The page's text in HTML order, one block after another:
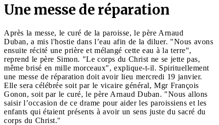
Une messe de réparation
Après la messe, le curé de la paroisse, le père Arnaud
Duban, a mis l'hostie dans l’eau afin de la diluer. "Nous avons
ensuite récité une prière et mélangé cette eau à la terre",
reprend le père Simon. "Le corps du Christ ne se jette pas,
même brisé en mille morceaux", explique-t-il. Spirituellement
une messe de réparation doit avoir lieu mercredi 19 janvier.
Elle sera célébrée soit par le vicaire général, Mgr François
Gonon, soit par le curé, le père Arnaud Duban. "Nous allons
saisir l’occasion de ce drame pour aider les paroissiens et les
enfants qui étaient présents à avoir un sens juste du sacré du
corps du Christ."